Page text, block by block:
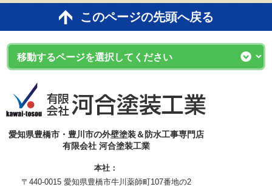
このページの先頭へ戻る
愛知県豊橋市・豊川市の外壁塗装＆防水工事専門店
有限会社 河合塗装工業
本社：
〒440-0015 愛知県豊橋市牛川薬師町107番地の2